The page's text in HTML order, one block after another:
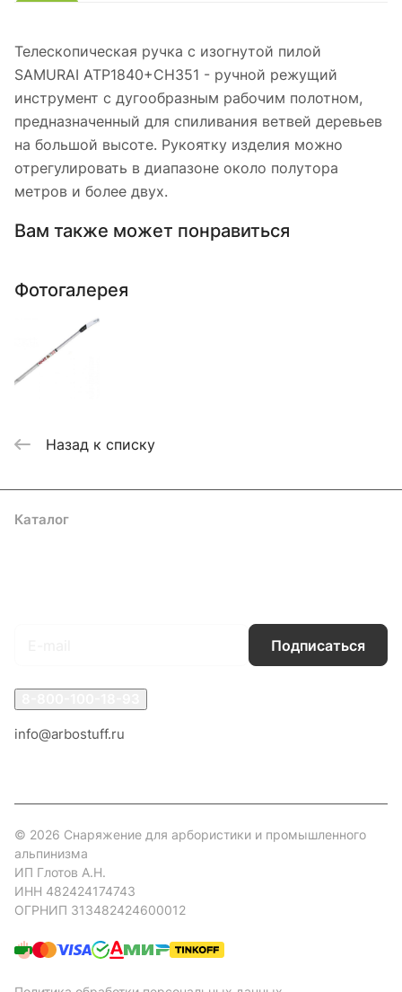
Телескопическая ручка с изогнутой пилой
SAMURAI ATP1840+CH351 - ручной режущий
инструмент с дугообразным рабочим полотном,
предназначенный для спиливания ветвей деревьев
на большой высоте. Рукоятку изделия можно
отрегулировать в диапазоне около полутора
метров и более двух.
Вам также может понравиться
Фотогалерея
Назад к списку
Каталог
Подписаться
info@arbostuff.ru
© 2026 Снаряжение для арбористики и промышленного
альпинизма
ИП Глотов А.Н.
ИНН 482424174743
ОГРНИП 313482424600012